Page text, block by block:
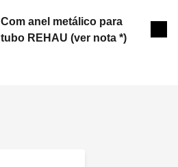
Com anel metálico para
tubo REHAU (ver nota *)